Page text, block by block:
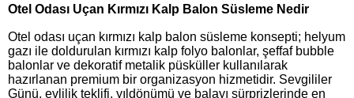
Otel Odası Uçan Kırmızı Kalp Balon Süsleme Nedir
Otel odası uçan kırmızı kalp balon süsleme konsepti; helyum
gazı ile doldurulan kırmızı kalp folyo balonlar, şeffaf bubble
balonlar ve dekoratif metalik püsküller kullanılarak
hazırlanan premium bir organizasyon hizmetidir. Sevgililer
Günü, evlilik teklifi, yıldönümü ve balayı sürprizlerinde en